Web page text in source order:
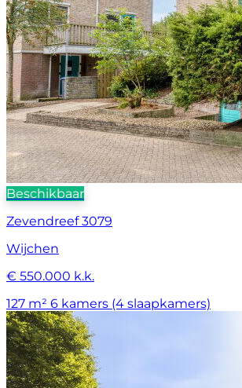
Beschikbaar
Zevendreef 3079
Wijchen
€ 550.000 k.k.
127 m² 6 kamers (4 slaapkamers)